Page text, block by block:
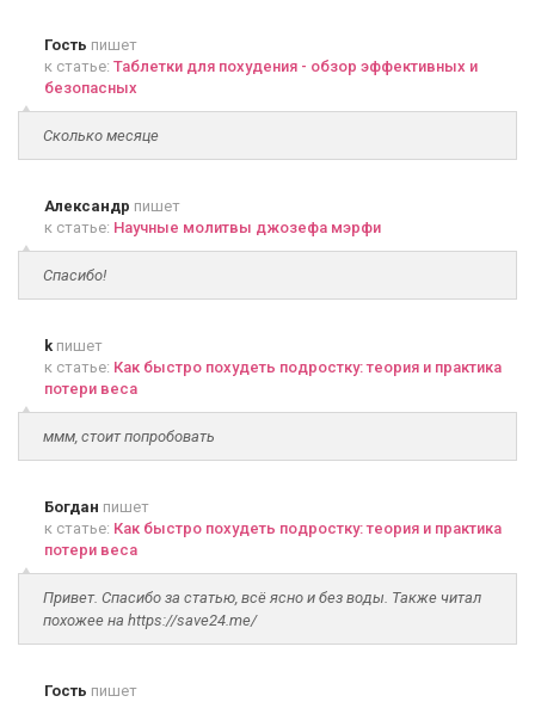
Гость пишет
к статье: Таблетки для похудения - обзор эффективных и
безопасных
Сколько месяце
Александр пишет
к статье: Научные молитвы джозефа мэрфи
Спасибо!
k пишет
к статье: Как быстро похудеть подростку: теория и практика
потери веса
ммм, стоит попробовать
Богдан пишет
к статье: Как быстро похудеть подростку: теория и практика
потери веса
Привет. Спасибо за статью, всё ясно и без воды. Также читал
похожее на https://save24.me/
Гость пишет